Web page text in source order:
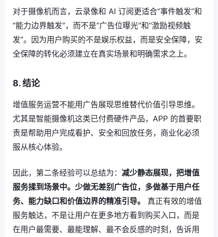
对于摄像机而言，云录像和 AI 订阅更适合“事件触发”和
“能力边界触发”，而不是“广告位曝光”和“激励视频触
发”。因为用户购买的不是娱乐权益，而是安全保障，安
全保障的转化必须建立在真实场景和明确需求之上。
8. 结论
增值服务运营不能用广告展现思维替代价值引导思维。
尤其是智能摄像机这类已付费硬件产品，APP 的首要职
责是帮助用户完成看护、安全和回放任务，商业化必须
服从核心体验。
因此，第二条经验可以总结为： 减少静态展现，把增值
服务揉到场景中。少做无差别广告位，多做基于用户任
务、能力缺口和价值边界的精准引导。
真正有效的增值
服务触达，不是让用户在更多地方看到购买入口，而是
在用户最需要、最能理解、最不会反感的时刻，告诉用